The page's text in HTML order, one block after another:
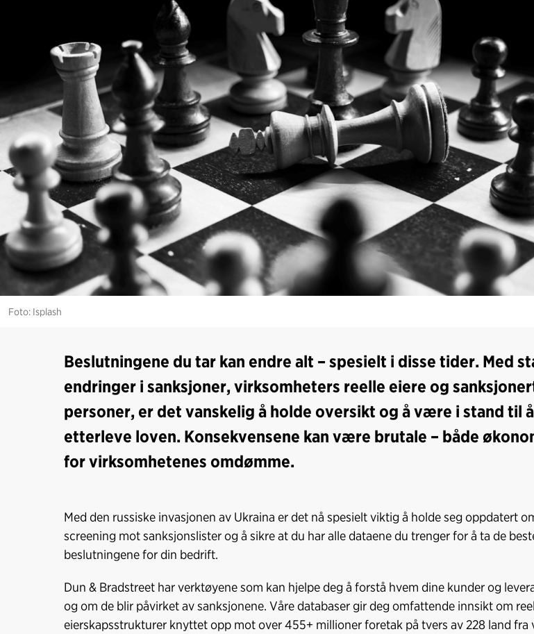
Foto: Isplash
Beslutningene du tar kan endre alt – spesielt i disse tider. Med
endringer i sanksjoner, virksomheters reelle eiere og
personer, er det vanskelig å holde oversikt og å være i stand til å
etterleve loven. Konsekvensene kan være brutale – både
for virksomhetenes omdømme.
Med den russiske invasjonen av Ukraina er det nå spesielt viktig å holde seg oppdatert
screening mot sanksjonslister og å sikre at du har alle dataene du trenger for å ta de
beslutningene for din bedrift.
Dun & Bradstreet har verktøyene som kan hjelpe deg å forstå hvem dine kunder og
og om de blir påvirket av sanksjonene. Våre databaser gir deg omfattende innsikt om
eierskapsstrukturer knyttet opp mot over 455+ millioner foretak på tvers av 228 land fra